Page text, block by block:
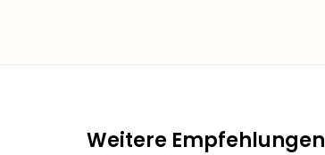
Weitere Empfehlungen